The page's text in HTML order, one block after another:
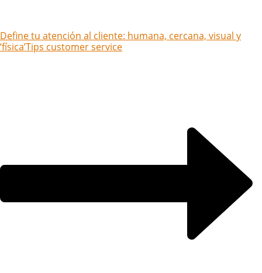
Define tu atención al cliente: humana, cercana, visual y
‘física’Tips customer service